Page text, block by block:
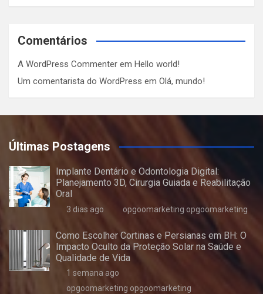
Comentários
A WordPress Commenter em Hello world!
Um comentarista do WordPress em Olá, mundo!
Últimas Postagens
Implante Dentário e Odontologia Digital:
Planejamento 3D, Cirurgia Guiada e Reabilitação
Oral
3 dias ago opgoomarketing opgoomarketing
Como Escolher Cortinas e Persianas em BH: O
Impacto Oculto da Proteção Solar na Saúde e
Qualidade de Vida
1 semana ago
opgoomarketing opgoomarketing